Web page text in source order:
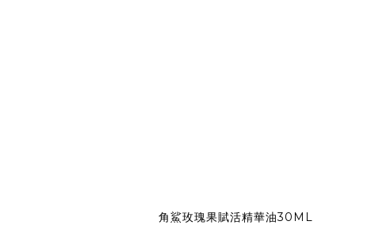
角鯊玫瑰果賦活精華油30ML